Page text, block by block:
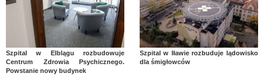
Szpital w Elblągu rozbudowuje
Centrum Zdrowia Psychicznego.
Powstanie nowy budynek
Szpital w Iławie rozbuduje lądowisko
dla śmigłowców